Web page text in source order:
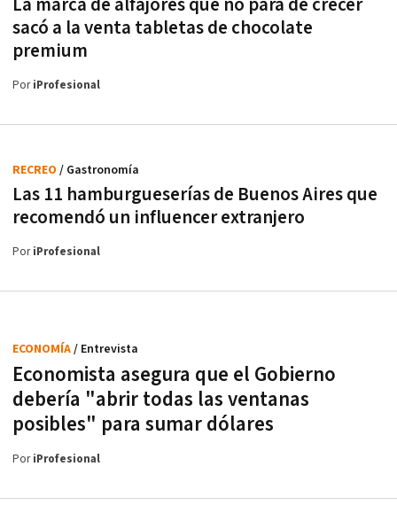
La marca de alfajores que no para de crecer
sacó a la venta tabletas de chocolate
premium
PoriProfesional
Las 11 hamburgueserías de Buenos Aires que
recomendó un influencer extranjero
RECREO / Gastronomía
PoriProfesional
Economista asegura que el Gobierno
debería "abrir todas las ventanas
posibles" para sumar dólares
ECONOMÍA/ Entrevista
PoriProfesional